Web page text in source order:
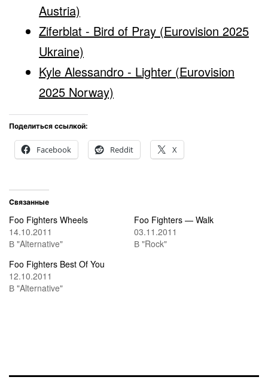
Austria)
Ziferblat - Bird of Pray (Eurovision 2025
Ukraine)
Kyle Alessandro - Lighter (Eurovision
2025 Norway)
Поделиться ссылкой:
Facebook Reddit X
Связанные
Foo Fighters Wheels
14.10.2011
В "Alternative"
Foo Fighters — Walk
03.11.2011
В "Rock"
Foo Fighters Best Of You
12.10.2011
В "Alternative"